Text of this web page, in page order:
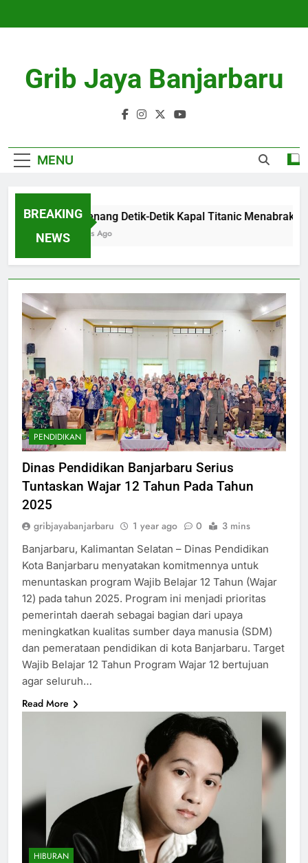
Grib Jaya Banjarbaru
MENU
BREAKING
NEWS
Mengenang Detik-Detik Kapal Titanic Menabrak
4 Months Ago
PENDIDIKAN
Dinas Pendidikan Banjarbaru Serius
Tuntaskan Wajar 12 Tahun Pada Tahun
2025
gribjayabanjarbaru 1 year ago 0 3 mins
Banjarbaru, Kalimantan Selatan – Dinas Pendidikan
Kota Banjarbaru menyatakan komitmennya untuk
menuntaskan program Wajib Belajar 12 Tahun (Wajar
12) pada tahun 2025. Program ini menjadi prioritas
pemerintah daerah sebagai bagian dari upaya
meningkatkan kualitas sumber daya manusia (SDM)
dan pemerataan pendidikan di kota Banjarbaru. Target
Wajib Belajar 12 Tahun Program Wajar 12 bertujuan
agar seluruh…
Read More
HIBURAN